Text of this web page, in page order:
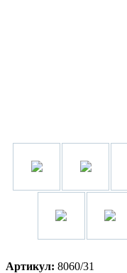
Артикул: 8060/31